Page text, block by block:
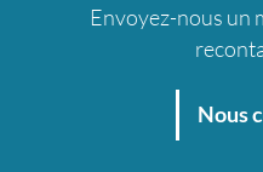
Envoyez-nous un
Nous